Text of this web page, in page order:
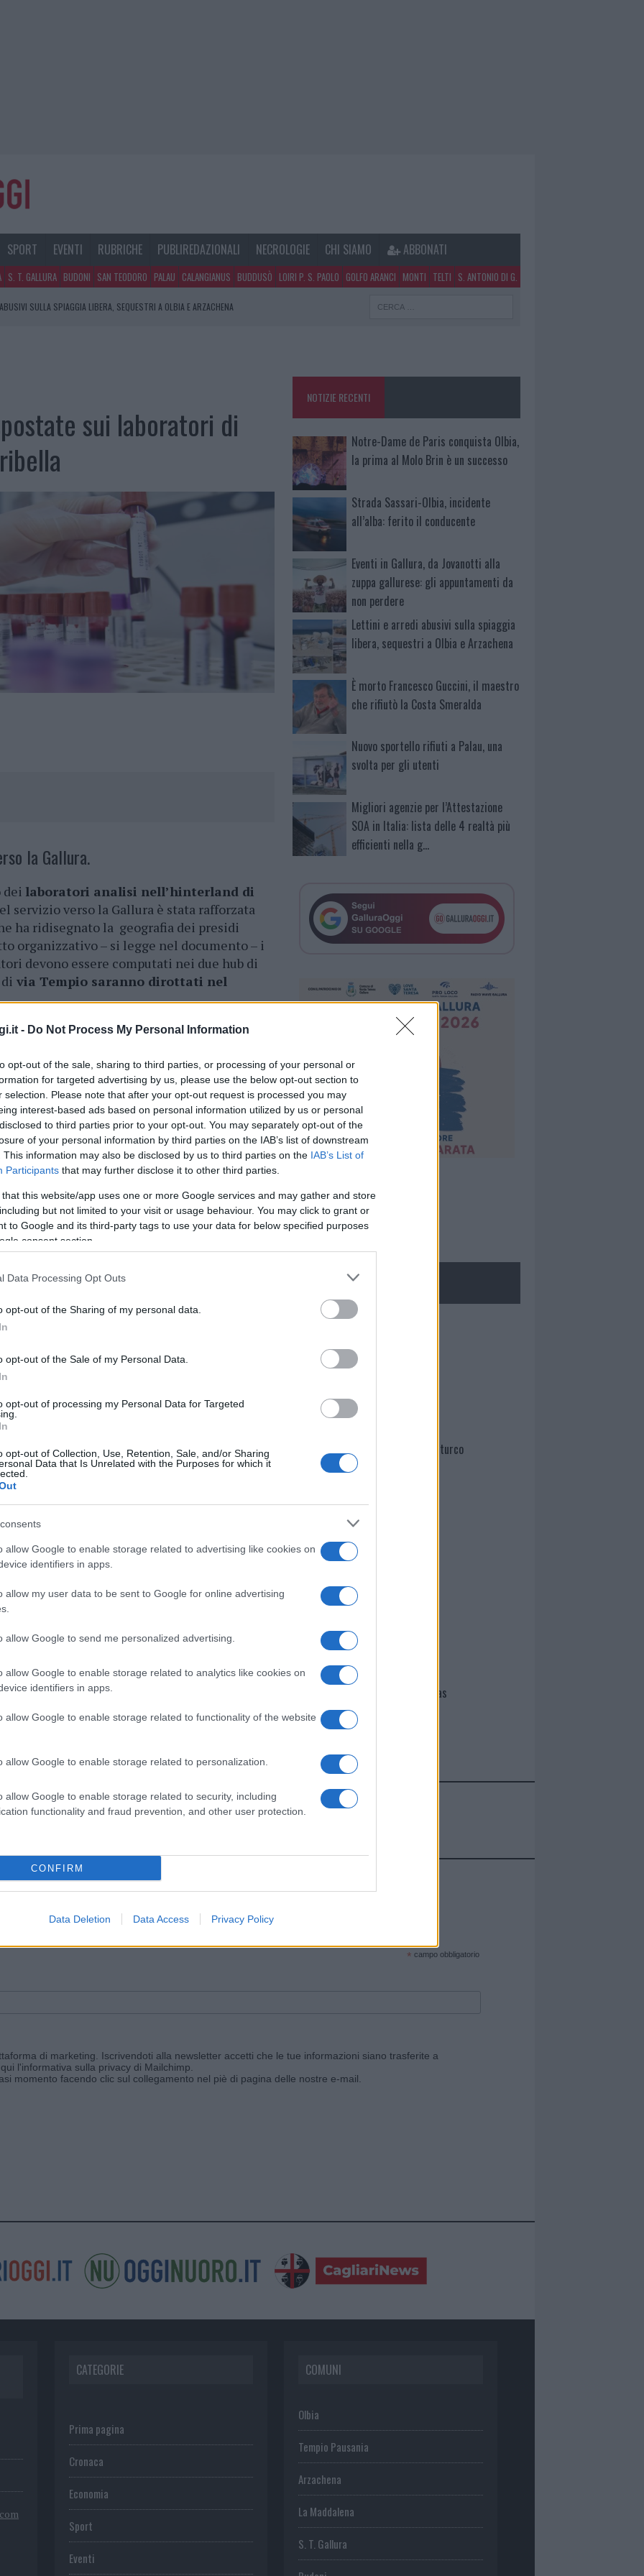
- Do Not Process My Personal Information
opt-out of the sale, sharing to third parties, or processing of your personal or
for targeted advertising by us, please use the below opt-out section to
selection. Please note that after your opt-out request is processed you may
interest-based ads based on personal information utilized by us or personal
to third parties prior to your opt-out. You may separately opt-out of the
of your personal information by third parties on the IAB’s list of downstream
This information may also be disclosed by us to third parties on the IAB’s List of
Participants that may further disclose it to other third parties.
that this website/app uses one or more Google services and may gather and store
but not limited to your visit or usage behaviour. You may click to grant or
to Google and its third-party tags to use your data for below specified purposes
consent section.
Data Processing Opt Outs
opt-out of the Sharing of my personal data.
opt-out of the Sale of my Personal Data.
opt-out of processing my Personal Data for Targeted
opt-out of Collection, Use, Retention, Sale, and/or Sharing
Data that Is Unrelated with the Purposes for which it
allow Google to enable storage related to advertising like cookies on
identifiers in apps.
allow my user data to be sent to Google for online advertising
allow Google to send me personalized advertising.
allow Google to enable storage related to analytics like cookies on
identifiers in apps.
allow Google to enable storage related to functionality of the website
allow Google to enable storage related to personalization.
allow Google to enable storage related to security, including
functionality and fraud prevention, and other user protection.
CONFIRM
Data Deletion Data Access Privacy Policy
SPORT EVENTI RUBRICHE PUBLIREDAZIONALI NECROLOGIE CHI SIAMO ABBONATI
S. T. GALLURA BUDONI SAN TEODORO PALAU CALANGIANUS BUDDUSÒ LOIRI P. S. PAOLO GOLFO ARANCI MONTI TELTI S. ANTONIO DI G.
GUCCINI, IL MAESTRO CHE RIFIUTÒ LA COSTA SMERALDA
sui laboratori di
la Gallura.
dei laboratori analisi nell’hinterland di
servizio verso la Gallura è stata rafforzata
ha ridisegnato la geografia dei presidi
organizzativo – si legge nel documento – i
devono essere computati nei due hub di
via Tempio saranno dirottati nel
il capoluogo turritano, che perderà così i
per le analisi
del Consiglio regionale
una rivisitazione illogica ed insensata –
assetto concepito senza nessun criterio, che
laboratori analisi nel nord della
diagnostica avanzata a Sassari e
sulla salute dei cittadini. “La decisione di
di Olbia determinerà – aggiunge
riferimento principale per il Nord Sardegna è
così tutte le prestazioni di analisi (di
a tutto il distretto, da Sassari a Ozieri
appare in contrasto con i dati emersi negli
di analisi che si aggira su due milioni
(che si indirizzano dal laboratorio di base
nelle diverse attività solo nel complesso
ovest della Sardegna: “Una decisione calata
portata avanti senza il necessario
che si concretizza sebbene l’Aou fosse
Prossimo articolo
NOTIZIE RECENTI
Notre-Dame de Paris conquista Olbia,
la prima al Molo Brin è un successo
Strada Sassari-Olbia, incidente
all’alba: ferito il conducente
Eventi in Gallura, da Jovanotti alla
zuppa gallurese: gli appuntamenti da
non perdere
Lettini e arredi abusivi sulla spiaggia
libera, sequestri a Olbia e Arzachena
È morto Francesco Guccini, il maestro
che rifiutò la Costa Smeralda
Nuovo sportello rifiuti a Palau, una
svolta per gli utenti
Migliori agenzie per l’Attestazione
SOA in Italia: lista delle 4 realtà più
efficienti nella g…
NECROLOGIE
Martina Agostina Diturco
I nostri cari
I nostri cari
Giovannimaria Cabras
Invia un Comunicato Stampa|Pubblicità|Segnala
e ricevi le nostre email periodiche contenenti le ultime notizie pubblicate sul sito web!
* campo obbligatorio
di marketing. Iscrivendoti alla newsletter accetti che le tue informazioni siano trasferite a
l'informativa sulla privacy di Mailchimp
momento facendo clic sul collegamento nel piè di pagina delle nostre e-mail.
CATEGORIE
Prima pagina
Cronaca
Economia
Sport
Eventi
COMUNI
Olbia
Tempio Pausania
Arzachena
La Maddalena
S. T. Gallura